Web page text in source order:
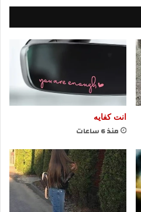
انت كفايه
منذ 6 ساعات